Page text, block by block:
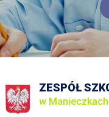
ZESPÓŁ
w Manieczkach